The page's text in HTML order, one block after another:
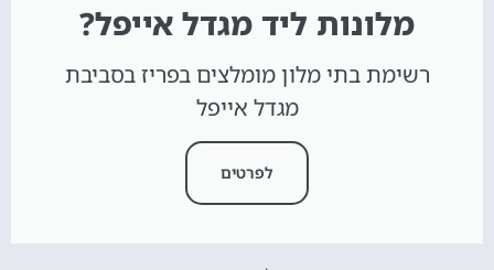
מלונות ליד מגדל אייפל?
רשימת בתי מלון מומלצים בפריז בסביבת
מגדל אייפל
לפרטים